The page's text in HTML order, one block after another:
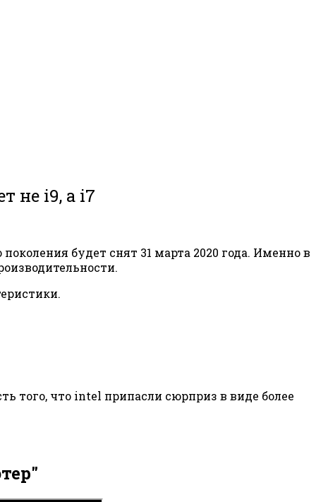
не i9, а i7
будет снят 31 марта 2020 года. Именно в
того, что intel припасли сюрприз в виде более